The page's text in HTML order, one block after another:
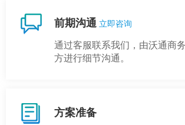
前期沟通 立即咨询
通过客服联系我们，由沃通商
方进行细节沟通。
方案准备